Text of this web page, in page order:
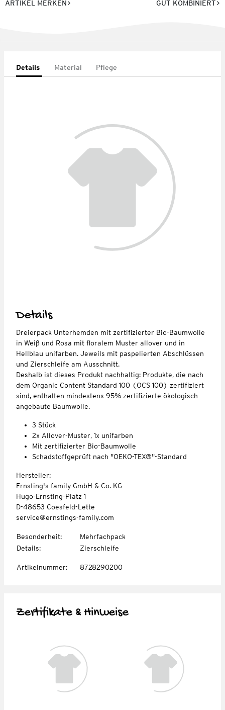
ARTIKEL MERKEN GUT KOMBINIERT
Details Material Pflege
Details
Dreierpack Unterhemden mit zertifizierter Bio-Baumwolle
in Weiß und Rosa mit floralem Muster allover und in
Hellblau unifarben. Jeweils mit paspelierten Abschlüssen
und Zierschleife am Ausschnitt.
Deshalb ist dieses Produkt nachhaltig: Produkte, die nach
dem Organic Content Standard 100 (OCS 100) zertifiziert
sind, enthalten mindestens 95% zertifizierte ökologisch
angebaute Baumwolle.
3 Stück
2x Allover-Muster, 1x unifarben
Mit zertifizierter Bio-Baumwolle
Schadstoffgeprüft nach "OEKO-TEX®"-Standard
Hersteller:
Ernsting's family GmbH & Co. KG
Hugo-Ernsting-Platz 1
D-48653 Coesfeld-Lette
service@ernstings-family.com
Besonderheit:
Mehrfachpack
Details: Zierschleife
Artikelnummer: 8728290200
Zertifikate & Hinweise